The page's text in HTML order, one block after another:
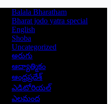
Balala Bharatham
Bharat jodo yatra special
English
Shoba
Uncategorized
అరుగు
ఆద్యాత్మికం
ఆంధ్రప్రదేశ్
ఎడిటోరియల్
ఎలమంద